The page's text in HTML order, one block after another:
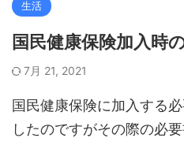
生活
国民健康保険加入時
7月 21, 2021
国民健康保険に加入する
したのですがその際の必